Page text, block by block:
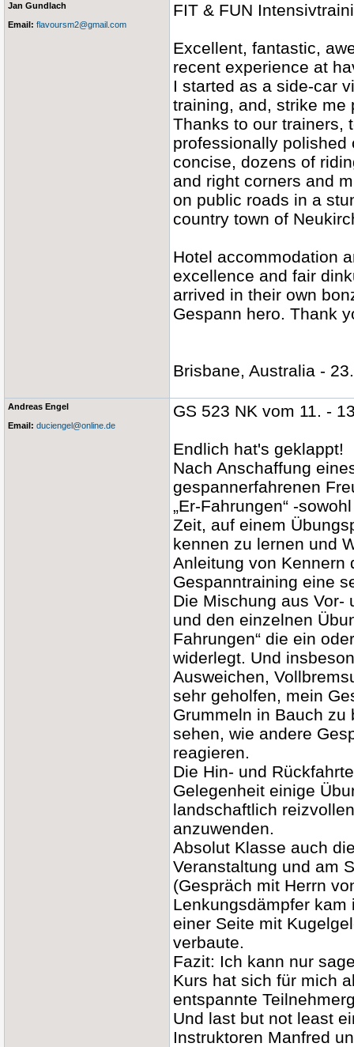
Jan Gundlach
Email: flavoursm2@gmail.com
FIT & FUN
Excellent, fantastic,
recent experience at
I started as a side-car
training, and, strike me
Thanks to our trainers,
professionally polished
concise, dozens of
and right corners and
on public roads in a
country town of
Hotel accommodation
excellence and fair
arrived in their own
Gespann hero. Thank
Brisbane, Australia -
Andreas Engel
Email: duciengel@online.de
GS 523 NK vom 11. -
Endlich hat's geklappt!
Nach Anschaffung
gespannerfahrenen
„Er-Fahrungen“ -
Zeit, auf einem
kennen zu lernen und
Anleitung von Kennern
Gespanntraining eine
Die Mischung aus Vor-
und den einzelnen
Fahrungen“ die ein
widerlegt. Und
Ausweichen,
sehr geholfen, mein
Grummeln in Bauch
sehen, wie andere
reagieren.
Die Hin- und
Gelegenheit einige
landschaftlich
anzuwenden.
Absolut Klasse auch
Veranstaltung und am
(Gespräch mit Herrn
Lenkungsdämpfer
einer Seite mit
verbaute.
Fazit: Ich kann nur
Kurs hat sich für mich
entspannte
Und last but not least
Instruktoren Manfred